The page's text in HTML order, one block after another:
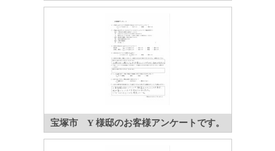
宝塚市 Y 様邸のお客様アンケートです。